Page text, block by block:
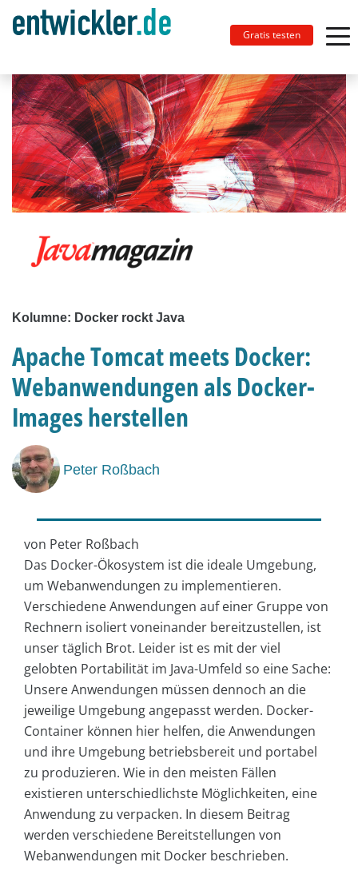
Gratis testen
Kolumne: Docker rockt Java
Apache Tomcat meets Docker:
Webanwendungen als Docker-
Images herstellen
Peter Roßbach
von Peter Roßbach
Das Docker-Ökosystem ist die ideale Umgebung,
um Webanwendungen zu implementieren.
Verschiedene Anwendungen auf einer Gruppe von
Rechnern isoliert voneinander bereitzustellen, ist
unser täglich Brot. Leider ist es mit der viel
gelobten Portabilität im Java-Umfeld so eine Sache:
Unsere Anwendungen müssen dennoch an die
jeweilige Umgebung angepasst werden. Docker-
Container können hier helfen, die Anwendungen
und ihre Umgebung betriebsbereit und portabel
zu produzieren. Wie in den meisten Fällen
existieren unterschiedlichste Möglichkeiten, eine
Anwendung zu verpacken. In diesem Beitrag
werden verschiedene Bereitstellungen von
Webanwendungen mit Docker beschrieben.